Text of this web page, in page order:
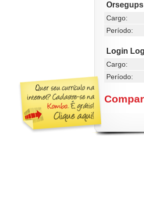
Orsegups
Cargo:
Período:
Login
Cargo:
Período: